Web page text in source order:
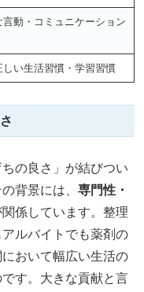
言動・コミュニケーション
しい生活習慣・学習習慣
の良さ」が結びつい
背景には、 専門性・
係しています。整理
ルバイトでも薬剤の
おいて幅広い生活の
す。大きな貢献と言